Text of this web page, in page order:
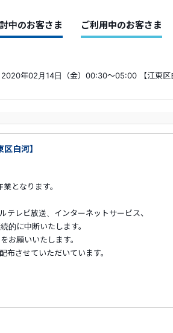
中のお客さま ご利用中のお客さま
2020年02月14日（金）00:30～05:00 【江東区
白河】
となります。
テレビ放送、インターネットサービス、
的に中断いたします。
お願いいたします。
させていただいています。